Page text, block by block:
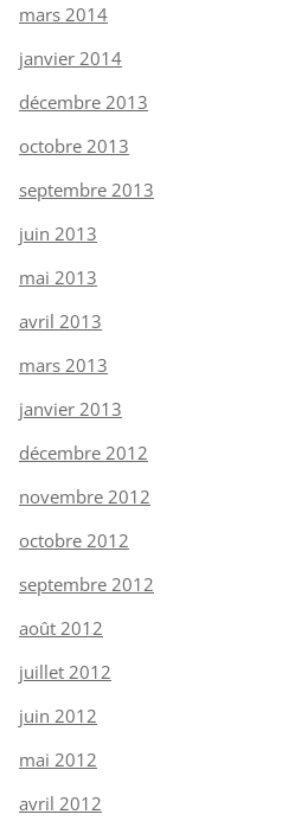
mars 2014
janvier 2014
décembre 2013
octobre 2013
septembre 2013
juin 2013
mai 2013
avril 2013
mars 2013
janvier 2013
décembre 2012
novembre 2012
octobre 2012
septembre 2012
août 2012
juillet 2012
juin 2012
mai 2012
avril 2012